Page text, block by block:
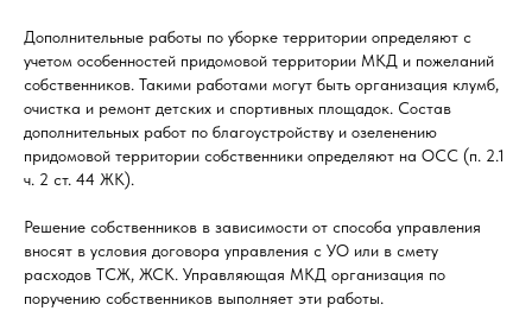
Дополнительные работы по уборке территории определяют с
учетом особенностей придомовой территории МКД и пожеланий
собственников. Такими работами могут быть организация клумб,
очистка и ремонт детских и спортивных площадок. Состав
дополнительных работ по благоустройству и озеленению
придомовой территории собственники определяют на ОСС (п. 2.1
ч. 2 ст. 44 ЖК).
Решение собственников в зависимости от способа управления
вносят в условия договора управления с УО или в смету
расходов ТСЖ, ЖСК. Управляющая МКД организация по
поручению собственников выполняет эти работы.